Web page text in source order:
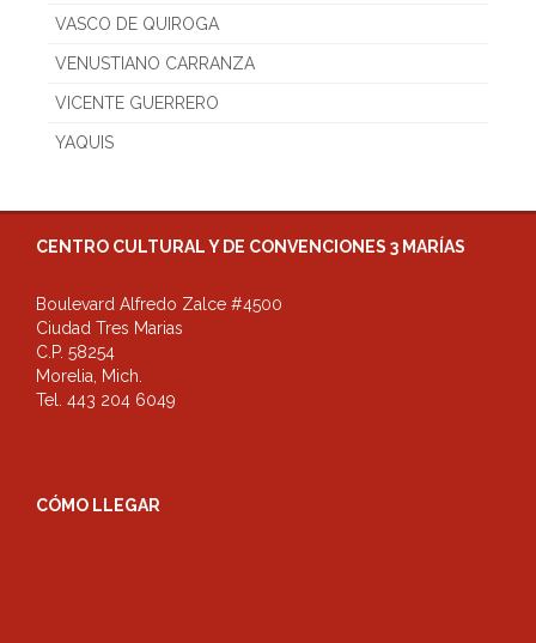
VASCO DE QUIROGA
VENUSTIANO CARRANZA
VICENTE GUERRERO
YAQUIS
CENTRO CULTURAL Y DE CONVENCIONES 3 MARÍAS
Boulevard Alfredo Zalce #4500
Ciudad Tres Marias
C.P. 58254
Morelia, Mich.
Tel. 443 204 6049
CÓMO LLEGAR